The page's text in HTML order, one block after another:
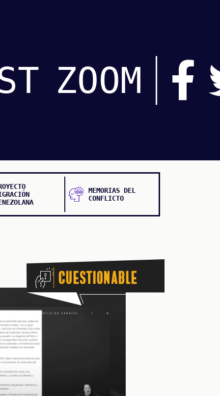
ZOOM
MEMORIAS DEL
CONFLICTO
Cuestionable